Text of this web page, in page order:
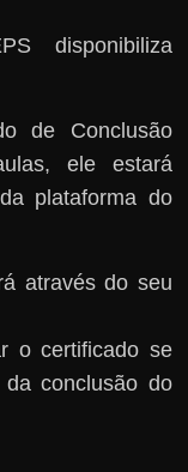
disponibiliza
de Conclusão
ele estará
plataforma do
através do seu
o certificado se
conclusão do